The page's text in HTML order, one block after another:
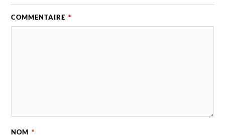
COMMENTAIRE *
NOM *